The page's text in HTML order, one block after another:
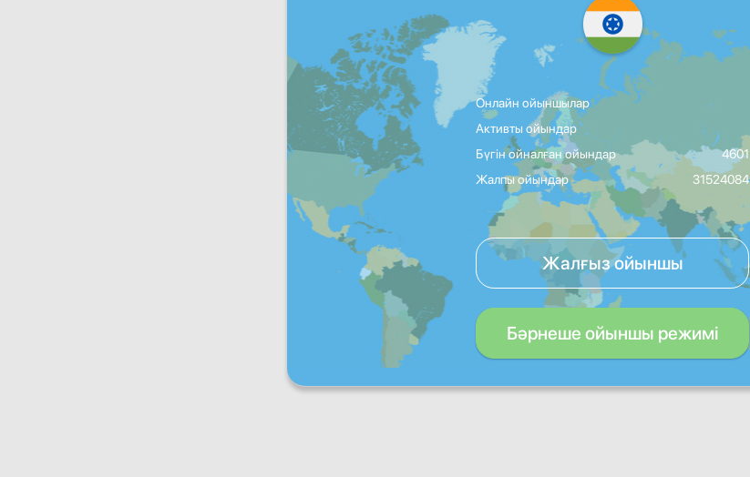
Онлайн ойыншылар
Активты ойындар
Бүгін ойналған ойындар
4601
Жалпы ойындар
31524084
Жалғыз ойыншы
Бәрнеше ойыншы режимі